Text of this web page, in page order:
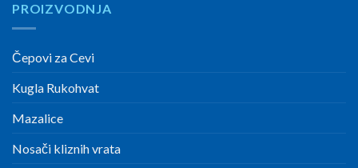
PROIZVODNJA
Čepovi za Cevi
Kugla Rukohvat
Mazalice
Nosači kliznih vrata